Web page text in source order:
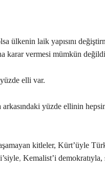
ülkenin laik yapısını
karar vermesi mümkün
elli var.
arkasındaki yüzde ellinin
kitleler, Kürt’üyle
, Kemalist’i demokratıyla,